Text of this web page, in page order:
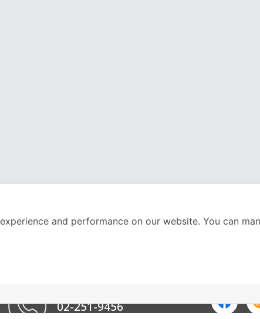
02-251-9456
and performance on our website. You can